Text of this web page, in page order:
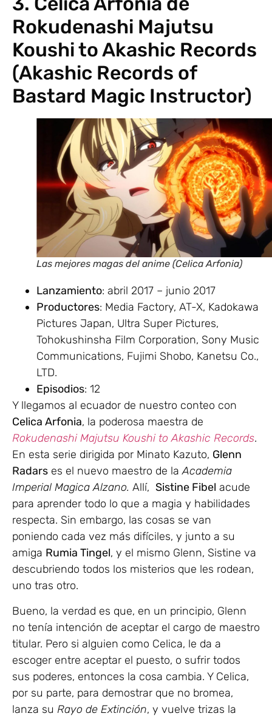
Rokudenashi Majutsu
Koushi to Akashic Records
(Akashic Records of
Bastard Magic Instructor)
Las mejores magas del anime (Celica Arfonia)
Lanzamiento: abril 2017 – junio 2017
Productores: Media Factory, AT-X, Kadokawa
Pictures Japan, Ultra Super Pictures,
Tohokushinsha Film Corporation, Sony Music
Communications, Fujimi Shobo, Kanetsu Co.,
LTD.
Episodios: 12
Y llegamos al ecuador de nuestro conteo con
Celica Arfonia, la poderosa maestra de
Rokudenashi Majutsu Koushi to Akashic Records.
En esta serie dirigida por Minato Kazuto, Glenn
Radars es el nuevo maestro de laAcademia
Imperial Magica Alzano. Allí, Sistine Fibel acude
para aprender todo lo que a magia y habilidades
respecta. Sin embargo, las cosas se van
poniendo cada vez más difíciles, y junto a su
amiga Rumia Tingel, y el mismo Glenn, Sistine va
descubriendo todos los misterios que les rodean,
uno tras otro.
Bueno, la verdad es que, en un principio, Glenn
no tenía intención de aceptar el cargo de maestro
titular. Pero si alguien como Celica, le da a
escoger entre aceptar el puesto, o sufrir todos
sus poderes, entonces la cosa cambia. Y Celica,
por su parte, para demostrar que no bromea,
lanza su Rayo de Extinción, y vuelve trizas la